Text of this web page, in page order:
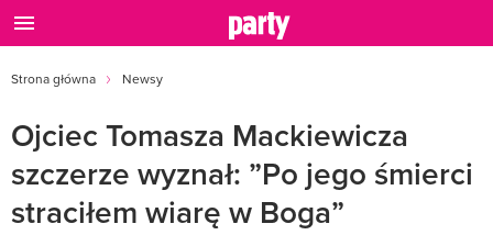
Strona główna Newsy
Ojciec Tomasza Mackiewicza
szczerze wyznał: ”Po jego śmierci
straciłem wiarę w Boga”